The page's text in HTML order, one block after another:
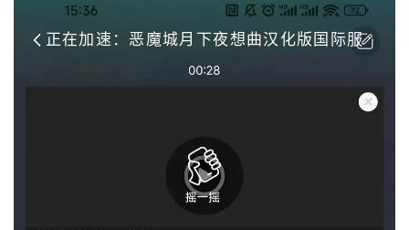
正在加速：恶魔城月下夜想曲汉化版国际服